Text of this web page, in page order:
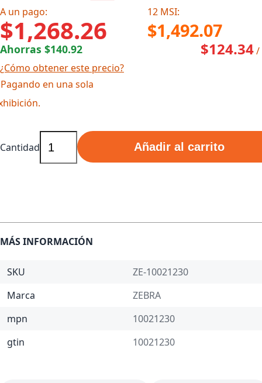
A un pago: 12 MSI:
$1,268.26 $1,492.07
Ahorras $140.92
¿Cómo obtener este precio?
en una sola
$124.34/
Cantidad Añadir al carrito
MÁS INFORMACIÓN
SKU
ZE-10021230
Marca
ZEBRA
mpn
10021230
gtin
10021230